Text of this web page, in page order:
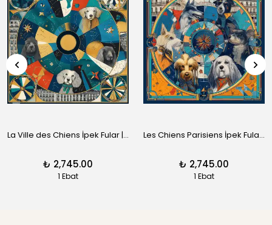
La Ville des Chiens İpek Fular | Pure Paris
₺ 2,745.00
1 Ebat
Les Chiens Parisiens İpek Fular | Pure Paris
₺ 2,745.00
1 Ebat